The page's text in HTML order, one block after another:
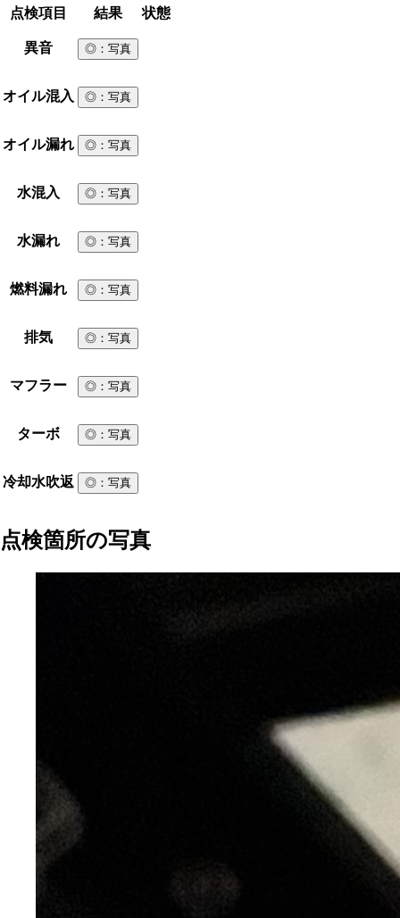
点検項目 結果 状態
異音 ◎ ：写真
オイル混入 ◎ ：写真
オイル漏れ ◎ ：写真
水混入 ◎ ：写真
水漏れ ◎ ：写真
燃料漏れ ◎ ：写真
排気 ◎ ：写真
マフラー ◎ ：写真
ターボ ◎ ：写真
冷却水吹返 ◎ ：写真
点検箇所の写真